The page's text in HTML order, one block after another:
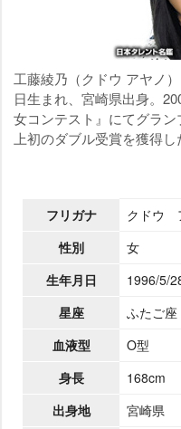
工藤綾乃（クドウ アヤノ
日生まれ、宮崎県出身。
女コンテスト』にてグラ
上初のダブル受賞を獲得し
フリガナ
クドウ
性別
女
生年月日
1996/5/
星座
ふたご座
血液型
O型
身長
168cm
出身地
宮崎県